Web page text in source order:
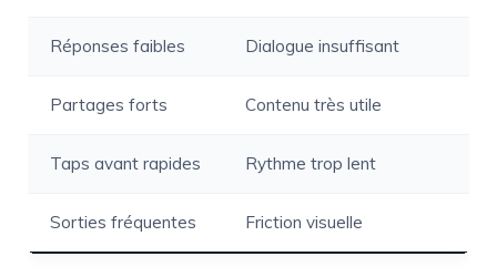
Réponses faibles Dialogue insuffisant
Partages forts Contenu très utile
Taps avant rapides Rythme trop lent
Sorties fréquentes Friction visuelle